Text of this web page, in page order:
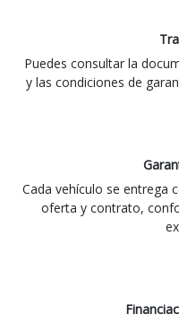
Puedes consultar la
y las condiciones de
Cada vehículo se entrega
oferta y contrato,